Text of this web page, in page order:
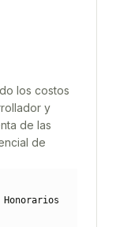
los costos
y
de las
de